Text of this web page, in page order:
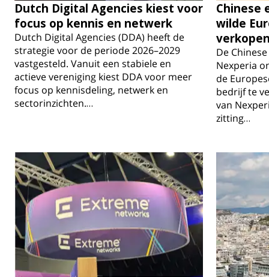
Dutch Digital Agencies kiest voor
focus op kennis en netwerk
Dutch Digital Agencies (DDA) heeft de
strategie voor de periode 2026–2029
vastgesteld. Vanuit een stabiele en
actieve vereniging kiest DDA voor meer
focus op kennisdeling, netwerk en
sectorinzichten.…
Chinese
wilde
De
Nexperia
de
bedrijf te
van
zitting…